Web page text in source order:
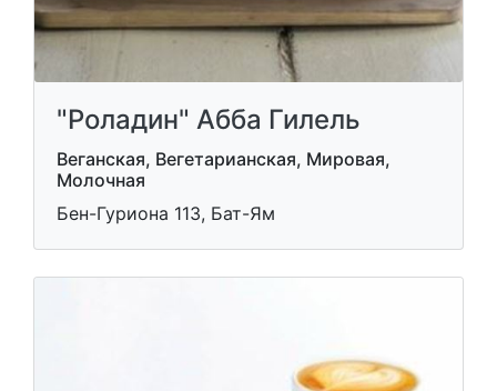
"Роладин" Абба Гилель
Веганская, Вегетарианская, Мировая,
Молочная
Бен-Гуриона 113, Бат-Ям